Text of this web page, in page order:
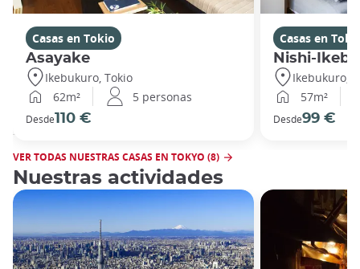
Casas en Tokio
Asayake
Ikebukuro, Tokio
62m²
5 personas
Desde110 €
Casas en
Nishi-
Ikebukuro,
57m²
Desde99 €
VER TODAS NUESTRAS CASAS EN TOKYO (8)
Nuestras actividades